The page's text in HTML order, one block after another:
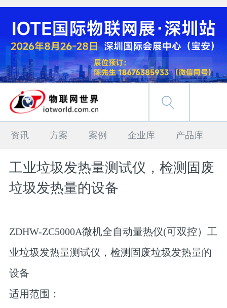
资讯 方案 案例 企业库 产品库
工业垃圾发热量测试仪，检测固废
垃圾发热量的设备
ZDHW-ZC5000A微机全自动量热仪(可双控）工
业垃圾发热量测试仪，检测固废垃圾发热量的
设备
适用范围：